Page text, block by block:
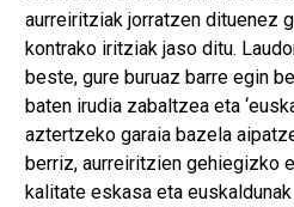
aurreiritziak jorratzen dituenez
kontrako iritziak jaso ditu.
beste, gure buruaz barre egin
baten irudia zabaltzea eta
aztertzeko garaia bazela
berriz, aurreiritzien gehiegizko
kalitate eskasa eta